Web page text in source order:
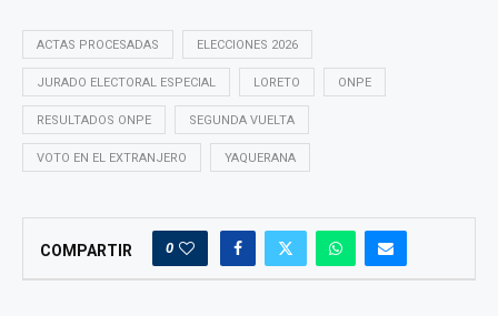
ACTAS PROCESADAS ELECCIONES 2026
JURADO ELECTORAL ESPECIAL LORETO ONPE
RESULTADOS ONPE SEGUNDA VUELTA
VOTO EN EL EXTRANJERO YAQUERANA
COMPARTIR 0